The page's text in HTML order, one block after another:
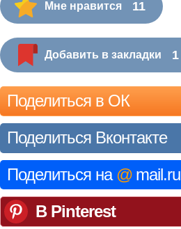
Мне нравится 11
Добавить в закладки 1
Поделиться в ОК
Поделиться Вконтакте
Поделиться на @ mail.ru
В Pinterest